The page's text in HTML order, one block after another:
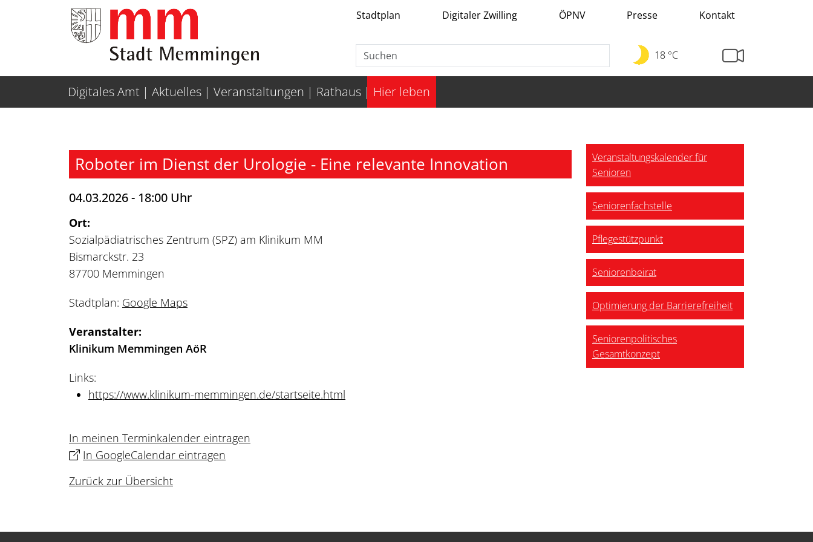
Weiter zur Navigation Weiter zum Inhalt Stadtplan Digitaler Zwilling ÖPNV Presse Kontakt
18 °C
Digitales Amt Aktuelles Veranstaltungen Rathaus Hier leben
Roboter im Dienst der Urologie - Eine relevante Innovation
04.03.2026 - 18:00 Uhr
Ort:
Sozialpädiatrisches Zentrum (SPZ) am Klinikum MM
Bismarckstr. 23
87700 Memmingen
Stadtplan: Google Maps
Veranstalter:
Klinikum Memmingen AöR
Links:
https://www.klinikum-memmingen.de/startseite.html
In meinen Terminkalender eintragen
In GoogleCalendar eintragen
Zurück zur Übersicht
Veranstaltungskalender für
Senioren
Seniorenfachstelle
Pflegestützpunkt
Seniorenbeirat
Optimierung der Barrierefreiheit
Seniorenpolitisches
Gesamtkonzept